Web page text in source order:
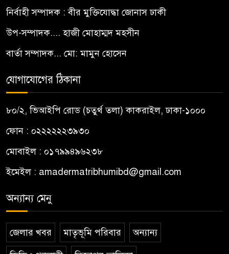
নির্বাহী সম্পাদক : বীর মুক্তিযোদ্ধা জোনাস ঢাকী
উপ-সম্পাদক.... হাজী মোহাম্মদ মহসীন
বার্তা সম্পাদক... মো: মামুন হোসেন
যোগাযোগের ঠিকানা
৮০/২, ভিআইপি রোড (চতুর্থ তলা) কাকরাইল, ঢাকা-১০০০
ফোন : ০২২২২২২৩৯৩০
মোবাইল : ০১৭৯৯৪৯৬২৩৮
ইমেইল : amadermatribhumibd@gmail.com
অন্যান্য মেনু
জেলার খবর মাতৃভূমি পরিবার অন্যান্য